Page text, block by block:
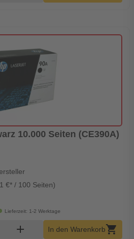
10.000 Seiten (CE390A)
€* / 100 Seiten)
Lieferzeit: 1-2 Werktage
Warenkorb Menge
add In den Warenkorbshopping_cart